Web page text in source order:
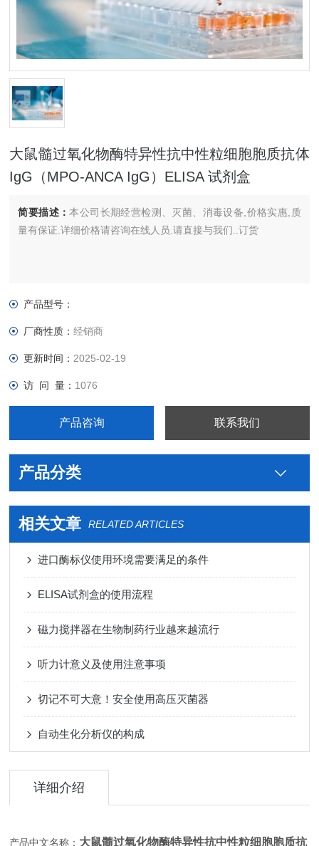
大鼠髓过氧化物酶特异性抗中性粒细胞胞质抗体
IgG（MPO-ANCA IgG）ELISA 试剂盒
简要描述：本公司长期经营检测、灭菌、消毒设备,价格实惠,质
量有保证.详细价格请咨询在线人员.请直接与我们..订货
产品型号：
厂商性质：经销商
更新时间： 2025-02-19
访 问 量： 1076
产品咨询 联系我们
产品分类
相关文章 RELATED ARTICLES
进口酶标仪使用环境需要满足的条件
ELISA试剂盒的使用流程
磁力搅拌器在生物制药行业越来越流行
听力计意义及使用注意事项
切记不可大意！安全使用高压灭菌器
自动生化分析仪的构成
详细介绍
产品中文名称： 大鼠髓过氧化物酶特异性抗中性粒细胞胞质抗